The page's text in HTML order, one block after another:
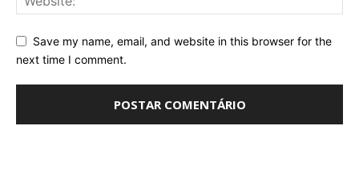
Save my name, email, and website in this browser for the
next time I comment.